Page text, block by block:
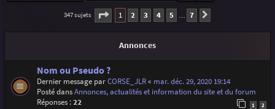
r
347 sujets Page 1sur
1 2 3 4 5 … 7
Annonces
Nom ou Pseudo ?
Dernier message parCORSE_JLR« mar. déc. 29, 2020 19:14
Posté dansAnnonces, actualités et information du site et du forum
Réponses :22 1 2